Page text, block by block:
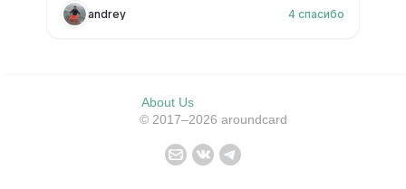
andrey 4 спасибо
About Us
© 2017–2026 aroundcard